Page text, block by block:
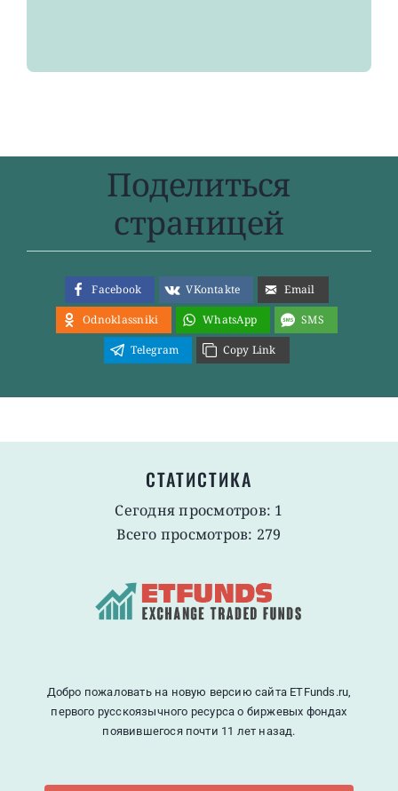
Поделиться
страницей
Facebook VKontakte
Email
Odnoklassniki
WhatsApp
SMS
Telegram
Copy Link
СТАТИСТИКА
Сегодня просмотров: 1
Всего просмотров: 279
Добро пожаловать на новую версию сайта ETFunds.ru,
первого русскоязычного ресурса о биржевых фондах
появившегося почти 11 лет назад.